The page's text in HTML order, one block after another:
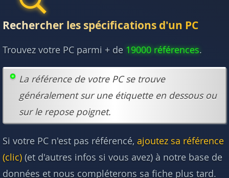
Rechercher les spécifications d'un PC
Trouvez votre PC parmi + de 19000 références.
La référence de votre PC se trouve
généralement sur une étiquette en dessous ou
sur le repose poignet.
Si votre PC n'est pas référencé, ajoutez sa référence
(clic) (et d'autres infos si vous avez) à notre base de
données et nous compléterons sa fiche plus tard.